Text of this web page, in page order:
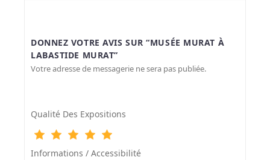
DONNEZ VOTRE AVIS SUR “MUSÉE MURAT À
LABASTIDE MURAT”
Votre adresse de messagerie ne sera pas publiée.
Qualité Des Expositions
Informations / Accessibilité